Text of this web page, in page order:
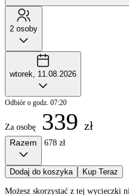
2 osoby
wtorek, 11.08.2026
Odbiór o godz. 07:20
Za osobę 339 zł
Razem 678 zł
Dodaj do koszyka Kup Teraz
Możesz skorzystać z tej wycieczki